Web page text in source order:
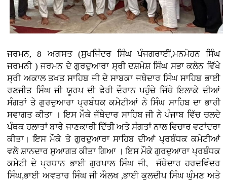
ਜਰਮਨ, 8 ਅਗਸਤ (ਸੁਖਜਿੰਦਰ ਸਿੰਘ ਪੰਜਗਰਾਈਂ,ਮਨਮੋਹਨ ਸਿੰਘ
ਜਰਮਨੀ ) ਜਰਮਨ ਦੇ ਗੁਰਦੁਆਰਾ ਸ੍ਰੀ ਦਸ਼ਮੇਸ਼ ਸਿੰਘ ਸਭਾ ਕਲੋਨ ਵਿੱਖੇ
ਸ੍ਰੀ ਅਕਾਲ ਤਖਤ ਸਾਹਿਬ ਜੀ ਦੇ ਸਾਬਕਾ ਜਥੇਦਾਰ ਸਿੰਘ ਸਾਹਿਬ ਭਾਈ
ਰਣਜੀਤ ਸਿੰਘ ਜੀ ਯੂਰਪ ਦੀ ਫੇਰੀ ਦੌਰਾਨ ਪਹੁੰਚੇ ਜਿੱਥੇ ਇਲਾਕੇ ਦੀਆਂ
ਸੰਗਤਾਂ ਤੇ ਗੁਰਦੁਆਰਾ ਪ੍ਰਬੰਧਕ ਕਮੇਟੀਆਂ ਨੇ ਸਿੰਘ ਸਾਹਿਬ ਦਾ ਭਾਰੀ
ਸਵਾਗਤ ਕੀਤਾ । ਇਸ ਮੌਕੇ ਜੱਥੇਦਾਰ ਸਾਹਿਬ ਜੀ ਨੇ ਪੰਜਾਬ ਵਿੱਚ ਚਲਦੇ
ਪੰਥਕ ਹਲਾਤਾਂ ਬਾਰੇ ਜਾਣਕਾਰੀ ਦਿੱਤੀ ਅਤੇ ਸੰਗਤਾਂ ਨਾਲ ਵਿਚਾਰ ਵਟਾਂਦਰਾ
ਕੀਤਾ। ਇਸ ਮੌਕੇ ਤੇ ਗੁਰਦੁਆਰਾ ਸਾਹਿਬ ਦੀਆਂ ਪ੍ਰਬੰਧਕ ਕਮੇਟੀਆਂ
ਵਲੋ ਸ਼ਾਨਦਾਰ ਸੁਆਗਤ ਕੀਤਾ ਗਿਆ । ਇਸ ਮੌਕੇ ਗੁਰਦੁਆਰਾ ਪ੍ਰਬੰਧਕ
ਕਮੇਟੀ ਦੇ ਪ੍ਰਧਾਨ ਭਾਈ ਗੁਰਪਾਲ ਸਿੰਘ ਜੀ, ਜੱਥੇਦਾਰ ਹਰਦਵਿੰਦਰ
ਸਿੰਘ,ਭਾਈ ਅਵਤਾਰ ਸਿੰਘ ਜੀ ਔਲਖ ,ਭਾਈ ਕੁਲਦੀਪ ਸਿੰਘ ਘੁੰਮਣ ਅਤੇ